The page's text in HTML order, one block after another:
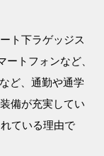
ト下ラゲッジス
トフォンなど、
ど、通勤や通学
備が充実してい
ている理由で